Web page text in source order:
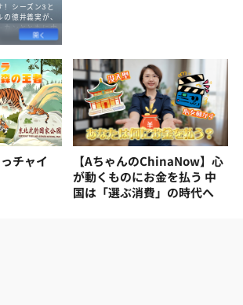
チャイ
【AちゃんのChinaNow】心
が動くものにお金を払う 中
国は「選ぶ消費」の時代へ